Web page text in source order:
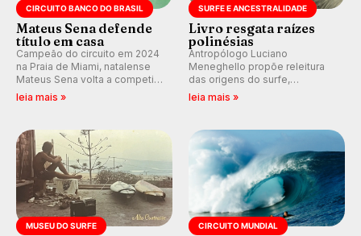
CIRCUITO BANCO DO BRASIL
Mateus Sena defende
título em casa
Campeão do circuito em 2024
na Praia de Miami, natalense
Mateus Sena volta a competir
em casa em busca de manter a
hegemonia potiguar em etapa
leia mais »
SURFE E ANCESTRALIDADE
Livro resgata raízes
polinésias
Antropólogo Luciano
Meneghello propõe releitura
das origens do surfe,
resgatando a cultura polinésia
e questionando a visão
prática em esporte e indústria.
leia mais »
MUSEU DO SURFE CIRCUITO MUNDIAL